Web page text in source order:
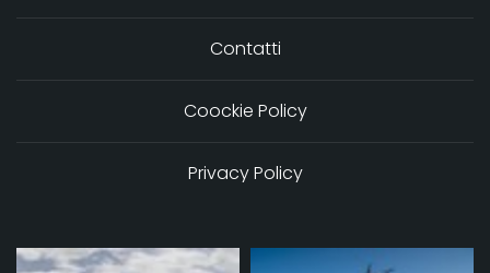
Contatti
Coockie Policy
Privacy Policy